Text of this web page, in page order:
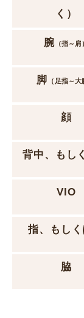
く）
腕（指～肩
脚 （足指～大
顔
背中、もし
VIO
指、もしく
脇